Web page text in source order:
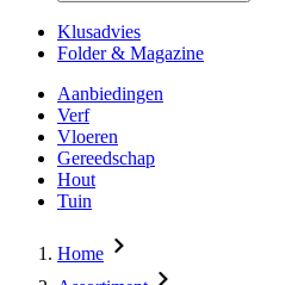
Klusadvies
Folder & Magazine
Aanbiedingen
Verf
Vloeren
Gereedschap
Hout
Tuin
Home